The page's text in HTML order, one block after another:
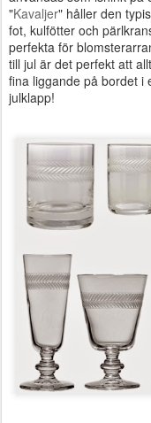
"Kavaljer" håller den
fot, kulfötter och
perfekta för
till jul är det perfekt att
fina liggande på bordet i
julklapp!